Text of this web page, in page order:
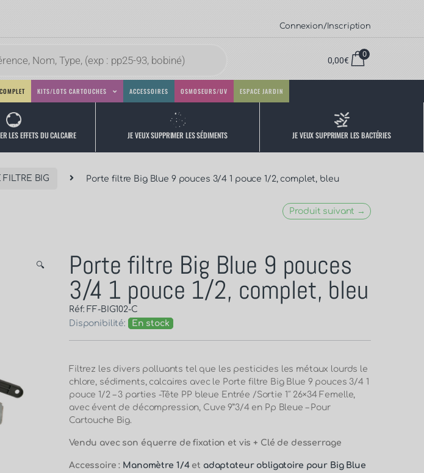
Connexion/Inscription
0,00€
0
KITS/LOTS CARTOUCHES ACCESSOIRES OSMOSEURS/UV ESPACE JARDIN
LES EFFETS DU CALCAIRE JE VEUX SUPPRIMER LES SÉDIMENTS JE VEUX SUPPRIMER LES BACTÉRIES
FILTRE BIG Porte filtre Big Blue 9 pouces 3/4 1 pouce 1/2, complet, bleu
Produit suivant →
🔍 Porte filtre Big Blue 9 pouces
3/4 1 pouce 1/2, complet, bleu
Réf: FF-BIG102-C
Disponibilité:
En stock
Filtrez les divers polluants tel que les pesticides les métaux lourds le
chlore, sédiments, calcaires avec le Porte filtre Big Blue 9 pouces 3/4 1
pouce 1/2 – 3 parties -Tête PP bleue Entrée /Sortie 1″ 26×34 Femelle,
avec évent de décompression, Cuve 9”3/4 en Pp Bleue – Pour
Cartouche Big.
Vendu avec son équerre de fixation et vis + Clé de desserrage
Accessoire : Manomètre 1/4et adaptateur obligatoire pour Big Blue